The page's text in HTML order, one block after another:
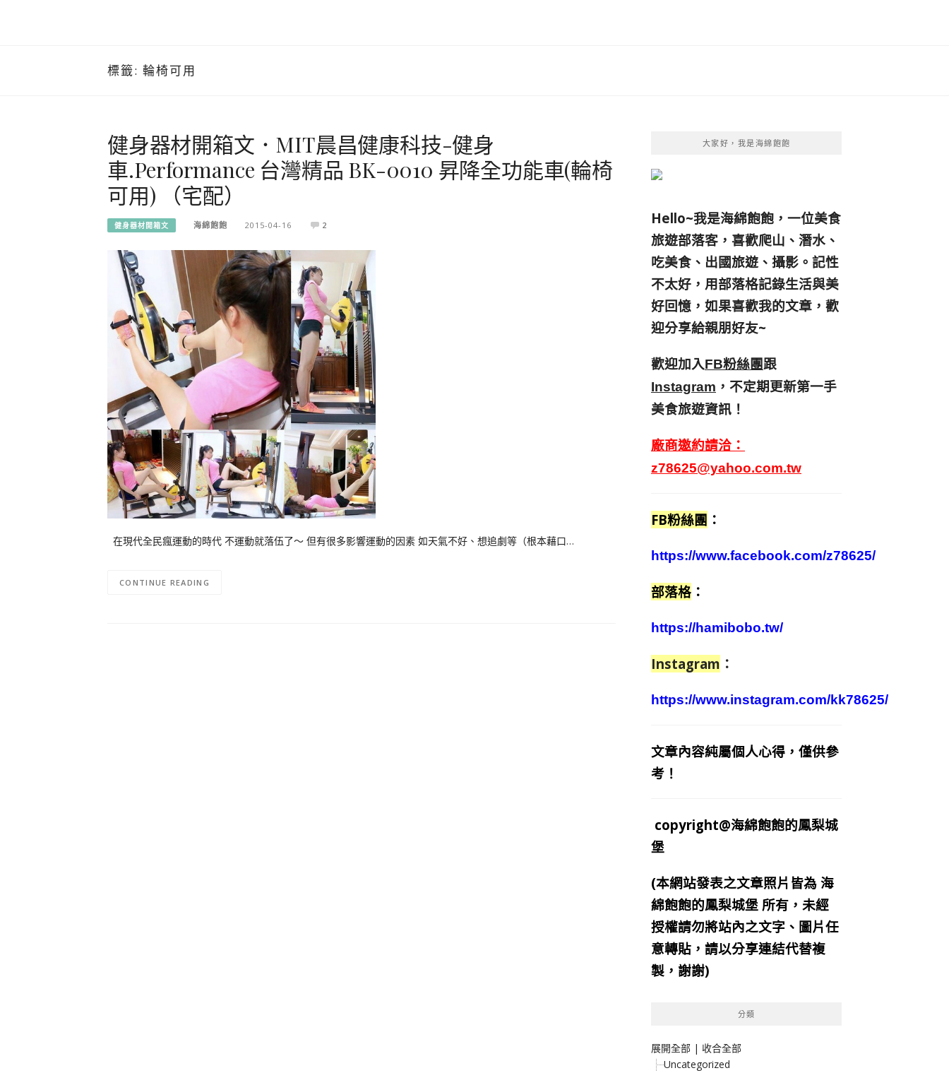
標籤: 輪椅可用
健身器材開箱文．MIT晨昌健康科技-健身
車.Performance 台灣精品 BK-0010 昇降全功能車(輪椅
可用) （宅配）
健身器材開箱文 海綿飽飽 2015-04-16 2
在現代全民瘋運動的時代 不運動就落伍了～ 但有很多影響運動的因素 如天氣不好、想追劇等（根本藉口…
CONTINUE READING
大家好，我是海綿飽飽
Hello~我是海綿飽飽，一位美食
旅遊部落客， 喜歡爬山、潛水、
吃美食、出國旅遊、攝影。 記性
不太好，用部落格記錄生活與美
好回憶， 如果喜歡我的文章，歡
迎分享給親朋好友~
歡迎加入FB粉絲團跟
Instagram ，不定期更新第一手
美食旅遊資訊！
廠商邀約請洽：
z78625@yahoo.com.tw
FB粉絲團 ：
https://www.facebook.com/z78625/
部落格 ：
https://hamibobo.tw/
Instagram ：
https://www.instagram.com/kk78625/
文章內容純屬個人心得，僅供參
考！
copyright@海綿飽飽的鳳梨城
堡
(本網站發表之文章照片皆為 海
綿飽飽的鳳梨城堡 所有，未經
授權請勿將站內之文字、圖片任
意轉貼，請以分享連結代替複
製，謝謝)
分類
展開全部 | 收合全部
Uncategorized